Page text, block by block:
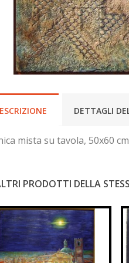
DETTAGLI
mista su tavola, 50x60
PRODOTTI DELLA